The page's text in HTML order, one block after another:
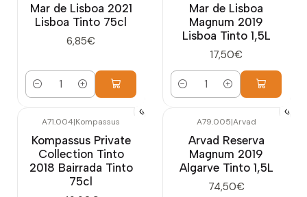
Mar de Lisboa 2021
Lisboa Tinto 75cl
6,85€
Quantidade
Mar de Lisboa
Magnum 2019
Lisboa Tinto 1,5L
17,50€
Quantidade
A71.004|Kompassus
Kompassus Private
Collection Tinto
2018 Bairrada Tinto
75cl
A79.005|Arvad
Arvad Reserva
Magnum 2019
Algarve Tinto 1,5L
74,50€